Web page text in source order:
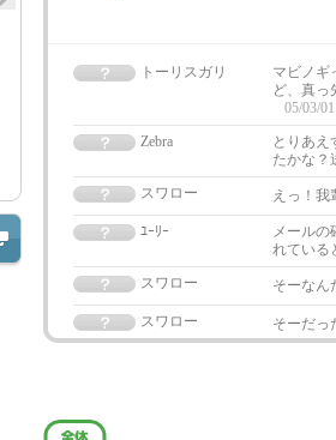
トーリスガリ
マビノギ
ど、真
05/03/
Zebra
とりあえ
たかな？
スワロー
えっ！
ﾕｰﾘｰ
メールの
れている
スワロー
そーなん
スワロー そーだ